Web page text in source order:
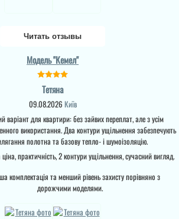
Міла
НА
! Бажаю
Замовляли троє дверей
в будинок. Двоє глухі і
одне зі склопакетом цієї
моделі.
Читать отзывы
Модель "Кемел"
Тетяна
09.08.2026 Київ
варіант для квартири: без зайвих переплат, але з усім
використання. Два контури ущільнення забезпечують
полотна та базову тепло- і шумоізоляцію.
практичність, 2 контури ущільнення, сучасний вигляд.
комплектація та менший рівень захисту порівняно з
дорожчими моделями.